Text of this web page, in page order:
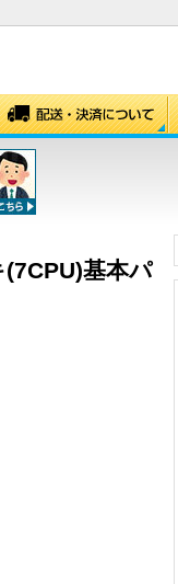
基本パ